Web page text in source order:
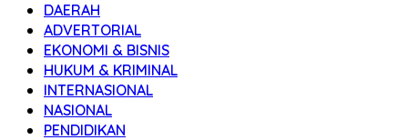
DAERAH
ADVERTORIAL
EKONOMI & BISNIS
HUKUM & KRIMINAL
INTERNASIONAL
NASIONAL
PENDIDIKAN